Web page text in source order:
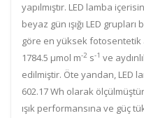
yapılmıştır. LED lamba
beyaz gün ışığı LED
göre en yüksek fotosentetik
1784.5 µmol m-2 s-1 ve
edilmiştir. Öte yandan, LED
602.17 Wh olarak
ışık performansına ve güç